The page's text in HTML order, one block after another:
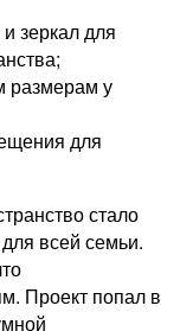
зеркал для
размерам у
для
стало
всей семьи.
Проект попал в